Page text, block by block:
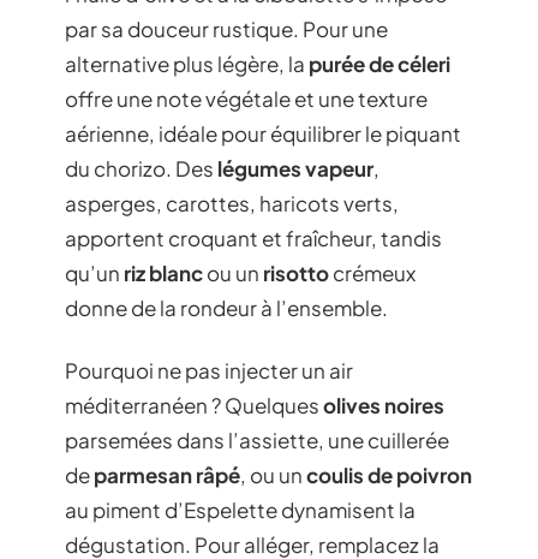
par sa douceur rustique. Pour une
alternative plus légère, la purée de céleri
offre une note végétale et une texture
aérienne, idéale pour équilibrer le piquant
du chorizo. Des légumes vapeur,
asperges, carottes, haricots verts,
apportent croquant et fraîcheur, tandis
qu’un riz blancou un risottocrémeux
donne de la rondeur à l’ensemble.
Pourquoi ne pas injecter un air
méditerranéen ? Quelquesolives noires
parsemées dans l’assiette, une cuillerée
deparmesan râpé, ou uncoulis de poivron
au piment d’Espelette dynamisent la
dégustation. Pour alléger, remplacez la